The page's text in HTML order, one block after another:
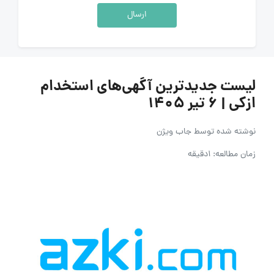
ارسال
لیست جدیدترین آگهی‌های استخدام
ازکی | ۶ تیر ۱۴۰۵
نوشته شده توسطجاب ویژن
زمان مطالعه: 1دقیقه